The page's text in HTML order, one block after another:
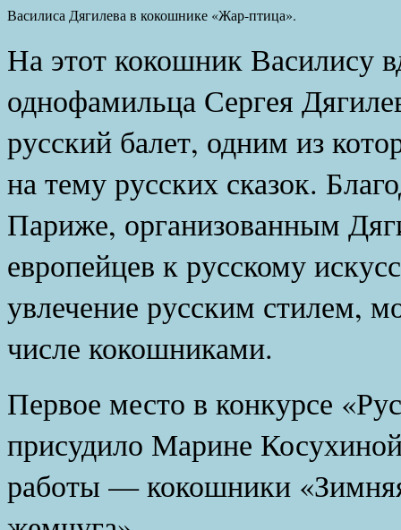
Василиса Дягилева в кокошнике «Жар-птица».
На этот кокошник Василису
однофамильца Сергея
русский балет, одним из
на тему русских сказок.
Париже, организованным
европейцев к русскому
увлечение русским стилем,
числе кокошниками.
Первое место в конкурсе
присудило Марине
работы — кокошники